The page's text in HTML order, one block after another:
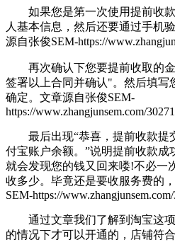
如果您是第一次使用提前收款
人基本信息，然后还要通过手机
源自张俊SEM-https://
再次确认下您要提前收取的金
签署以上合同并确认"。然后填写
确定。 文章源自张俊SEM-
https://www.zhangjunsem.com/
最后出现“恭喜，提前收款提
付宝账户余额。”说明提前收款成
就会发现您的钱又回来喽!不必一
收多少。毕竟还是要收服务费的，
SEM-https://
通过文章我们了解到淘宝这项
的情况下才可以开通的，店铺符